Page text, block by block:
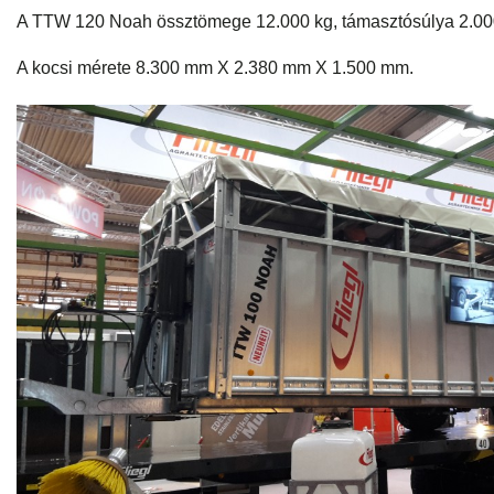
A TTW 120 Noah össztömege 12.000 kg, támasztósúlya
A kocsi mérete 8.300 mm X 2.380 mm X 1.500 mm.